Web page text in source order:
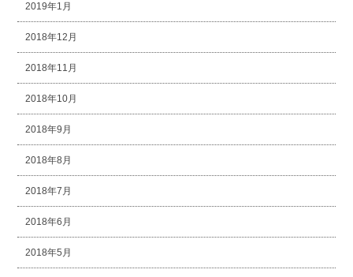
2019年1月
2018年12月
2018年11月
2018年10月
2018年9月
2018年8月
2018年7月
2018年6月
2018年5月